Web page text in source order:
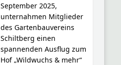
September 2025,
unternahmen Mitglieder
des Gartenbauvereins
Schiltberg einen
spannenden Ausflug zum
Hof „Wildwuchs & mehr“